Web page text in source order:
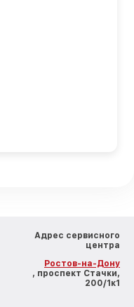
Адрес сервисного
центра
Ростов-на-Дону
, проспект Стачки,
200/1к1